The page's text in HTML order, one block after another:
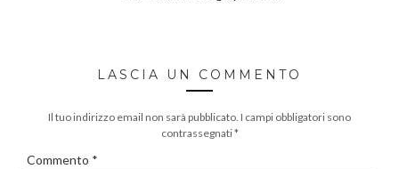
LASCIA UN COMMENTO
Il tuo indirizzo email non sarà pubblicato. I campi obbligatori sono
contrassegnati*
Commento *